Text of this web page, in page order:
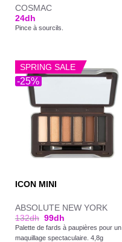
COSMAC
24dh
Pince à sourcils.
-25%
SPRING SALE
ICON MINI
ABSOLUTE NEW YORK
132dh 99dh
Palette de fards à paupières pour un
maquillage spectaculaire. 4,8g